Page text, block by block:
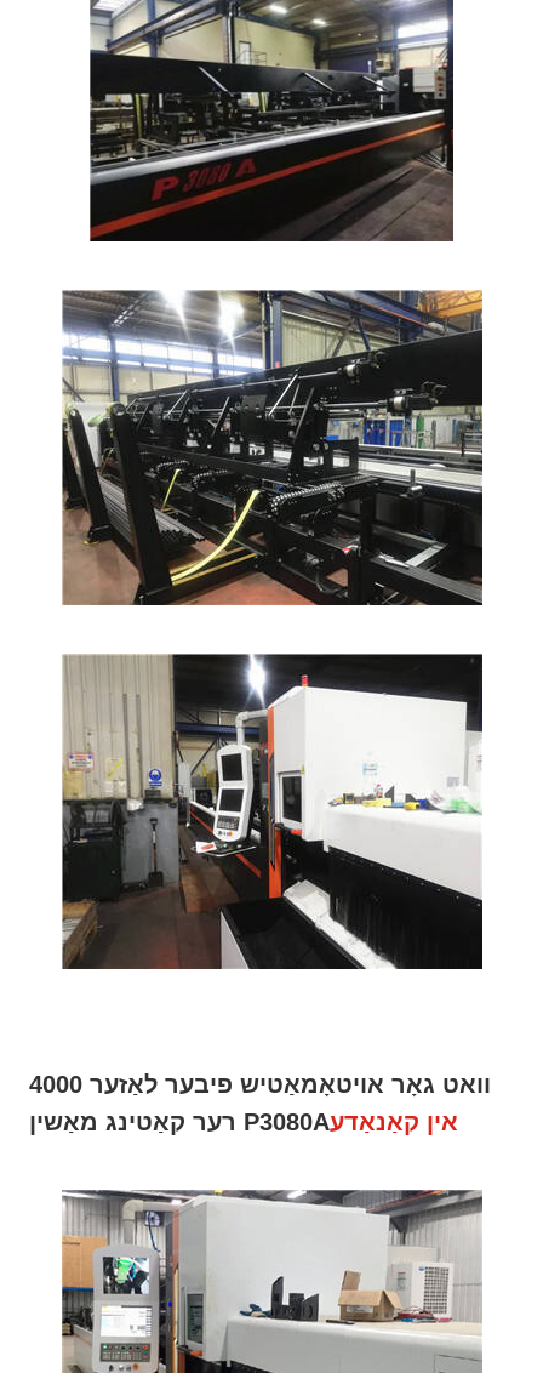
4000 וואט גאָר אויטאָמאַטיש פיבער לאַזער
רער קאַטינג מאַשין P3080Aאין קאַנאַדע